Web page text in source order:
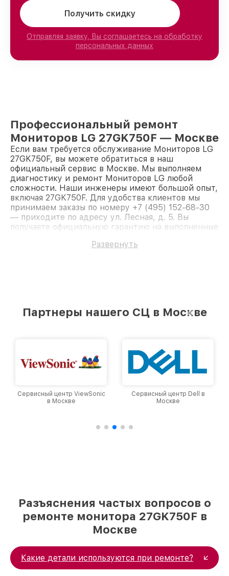
Получить скидку
Отправляя заявку, Вы соглашаетесь на обработку
персональных данных
Профессиональный ремонт
Мониторов LG 27GK750F — Москве
Если вам требуется обслуживание Мониторов LG
27GK750F, вы можете обратиться в наш
официальный сервис в Москве. Мы выполняем
диагностику и ремонт Мониторов LG любой
сложности. Наши инженеры имеют большой опыт,
включая 27GK750F. Для удобства клиентов мы
принимаем заказы по номеру +7 (495) 152-68-30
— приходите по адресу ул. Лесная, д. 5. Вы
получаете официальную гарантию на выполненные
Развернуть
Партнеры нашего СЦ в Москве
Сервисный центр ViewSonic
в Москве
Сервисный центр Dell в
Москве
Разъяснения частых вопросов о
ремонте монитора 27GK750F в
Москве
Какие детали используются при ремонте?